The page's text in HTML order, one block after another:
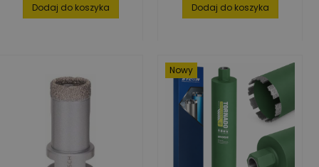
Dodaj do koszyka Dodaj do koszyka
Nowy